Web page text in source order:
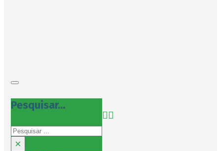
Pesquisar...
Pesquisar
×